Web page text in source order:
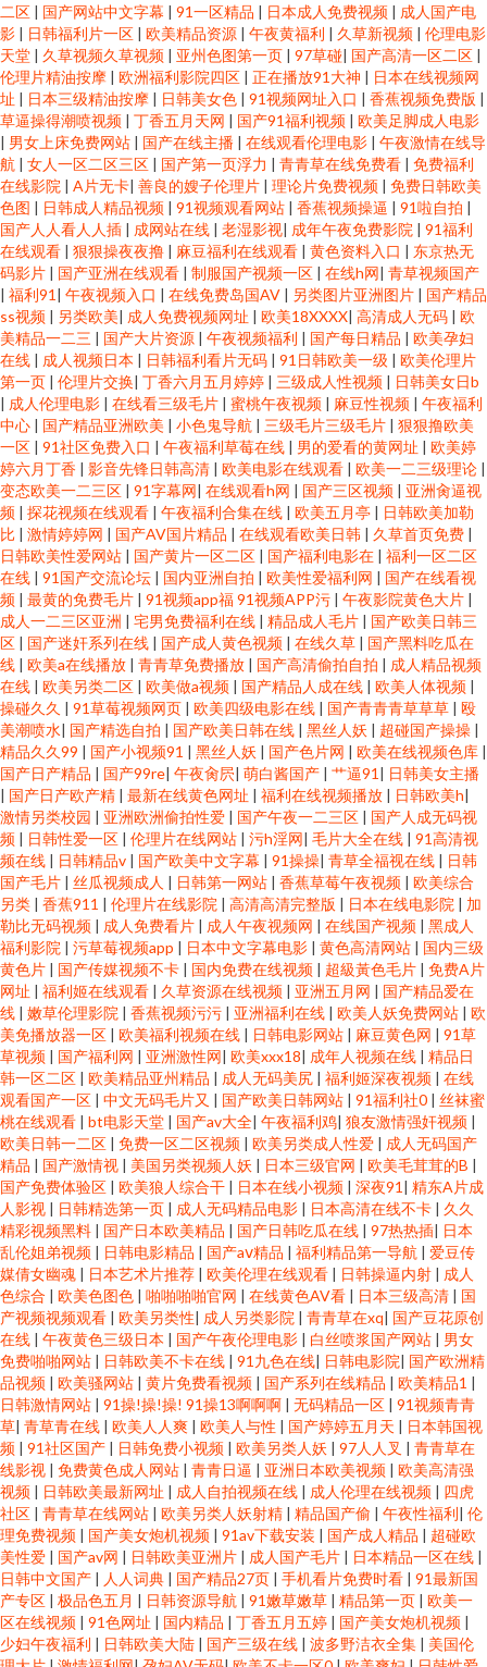
二区 | 国产网站中文字幕 | 91一区精品 | 日本成人免费视频 | 成人国产电
影 | 日韩福利片一区 | 欧美精品资源 | 午夜黄福利 | 久草新视频 | 伦理电影
天堂 | 久草视频久草视频 | 亚州色图第一页 | 97草碰| 国产高清一区二区 |
伦理片精油按摩 | 欧洲福利影院四区 | 正在播放91大神 | 日本在线视频网
址 | 日本三级精油按摩 | 日韩美女色 | 91视频网址入口 | 香蕉视频免费版 |
草逼操得潮喷视频 | 丁香五月天网 | 国产91福利视频 | 欧美足脚成人电影
| 男女上床免费网站 | 国产在线主播 | 在线观看伦理电影 | 午夜激情在线导
航 | 女人一区二区三区 | 国产第一页浮力 | 青青草在线免费看 | 免费福利
在线影院 | A片无卡| 善良的嫂子伦理片 | 理论片免费视频 | 免费日韩欧美
色图 | 日韩成人精品视频 | 91视频观看网站 | 香蕉视频操逼 | 91啦自拍 |
国产人人看人人插 | 成网站在线 | 老湿影视| 成年午夜免费影院 | 91福利
在线观看 | 狠狠操夜夜撸 | 麻豆福利在线观看 | 黄色资料入口 | 东京热无
码影片 | 国产亚洲在线观看 | 制服国产视频一区 | 在线h网| 青草视频国产
| 福利91 | 午夜视频入口 | 在线免费岛国AV | 另类图片亚洲图片 | 国产精品
ss视频 | 另类欧美| 成人免费视频网址 | 欧美18XXXX| 高清成人无码 | 欧
美精品一二三 | 国产大片资源 | 午夜视频福利 | 国产每日精品 | 欧美孕妇
在线 | 成人视频日本 | 日韩福利看片无码 | 91日韩欧美一级 | 欧美伦理片
第一页 | 伦理片交换| 丁香六月五月婷婷 | 三级成人性视频 | 日韩美女日b
| 成人伦理电影 | 在线看三级毛片 | 蜜桃午夜视频 | 麻豆性视频 | 午夜福利
中心 | 国产精品亚洲欧美 | 小色鬼导航 | 三级毛片三级毛片 | 狠狠撸欧美
一区 | 91社区免费入口 | 午夜福利草莓在线 | 男的爱看的黄网址 | 欧美婷
婷六月丁香 | 影音先锋日韩高清 | 欧美电影在线观看 | 欧美一二三级理论 |
变态欧美一二三区 | 91字幕网| 在线观看h网 | 国产三区视频 | 亚洲肏逼视
频 | 探花视频在线观看 | 午夜福利合集在线 | 欧美五月亭 | 日韩欧美加勒
比 | 激情婷婷网 | 国产AV国片精品 | 在线观看欧美日韩 | 久草首页免费 |
日韩欧美性爱网站 | 国产黄片一区二区 | 国产福利电影在 | 福利一区二区
在线 | 91国产交流论坛 | 国内亚洲自拍 | 欧美性爱福利网 | 国产在线看视
频 | 最黄的免费毛片 | 91视频app福 91视频APP污 | 午夜影院黄色大片 |
成人一二三区亚洲 | 宅男免费福利在线 | 精品成人毛片 | 国产欧美日韩三
区 | 国产迷奸系列在线 | 国产成人黄色视频 | 在线久草 | 国产黑料吃瓜在
线 | 欧美a在线播放 | 青青草免费播放 | 国产高清偷拍自拍 | 成人精品视频
在线 | 欧美另类二区 | 欧美做a视频 | 国产精品人成在线 | 欧美人体视频 |
操碰久久 | 91草莓视频网页 | 欧美四级电影在线 | 国产青青青草草草 | 殴
美潮喷水| 国产精选自拍 | 国产欧美日韩在线 | 黑丝人妖 | 超碰国产操操 |
精品久久99 | 国产小视频91 | 黑丝人妖 | 国产色片网 | 欧美在线视频色库 |
国产日产精品 | 国产99re| 午夜肏屄| 萌白酱国产 | 艹逼91 | 日韩美女主播
| 国产日产欧产精 | 最新在线黄色网址 | 福利在线视频播放 | 日韩欧美h|
激情另类校园 | 亚洲欧洲偷拍性爱 | 国产午夜一二三区 | 国产人成无码视
频 | 日韩性爱一区 | 伦理片在线网站 | 污h淫网| 毛片大全在线 | 91高清视
频在线 | 日韩精品v | 国产欧美中文字幕 | 91操操| 青草全福视在线 | 日韩
国产毛片 | 丝瓜视频成人 | 日韩第一网站 | 香蕉草莓午夜视频 | 欧美综合
另类 | 香蕉911 | 伦理片在线影院 | 高清高清完整版 | 日本在线电影院 | 加
勒比无码视频 | 成人免费看片 | 成人午夜视频网 | 在线国产视频 | 黑成人
福利影院 | 污草莓视频app | 日本中文字幕电影 | 黄色高清网站 | 国内三级
黄色片 | 国产传媒视频不卡 | 国内免费在线视频 | 超級黃色毛片 | 免费A片
网址 | 福利姬在线观看 | 久草资源在线视频 | 亚洲五月网 | 国产精品爱在
线 | 嫩草伦理影院 | 香蕉视频污污 | 亚洲福利在线 | 欧美人妖免费网站 | 欧
美免播放器一区 | 欧美福利视频在线 | 日韩电影网站 | 麻豆黄色网 | 91草
草视频 | 国产福利网 | 亚洲激性网| 欧美xxx18| 成年人视频在线 | 精品日
韩一区二区 | 欧美精品亚州精品 | 成人无码美尻 | 福利姬深夜视频 | 在线
观看国产一区 | 中文无码毛片又 | 国产欧美日韩网站 | 91福利社0 | 丝袜蜜
桃在线观看 | bt电影天堂 | 国产av大全| 午夜福利鸡| 狼友激情强奸视频 |
欧美日韩一二区 | 免费一区二区视频 | 欧美另类成人性爱 | 成人无码国产
精品 | 国产激情视 | 美国另类视频人妖 | 日本三级官网 | 欧美毛茸茸的B |
国产免费体验区 | 欧美狼人综合干 | 日本在线小视频 | 深夜91 | 精东A片成
人影视 | 日韩精选第一页 | 成人无码精品电影 | 日本高清在线不卡 | 久久
精彩视频黑料 | 国产日本欧美精品 | 国产日韩吃瓜在线 | 97热热插| 日本
乱伦姐弟视频 | 日韩电影精品 | 国产aⅴ精品 | 福利精品第一导航 | 爱豆传
媒倩女幽魂 | 日本艺术片推荐 | 欧美伦理在线观看 | 日韩操逼内射 | 成人
色综合 | 欧美色图色 | 啪啪啪啪官网 | 在线黄色AV看 | 日本三级高清 | 国
产视频视频观看 | 欧美另类性| 成人另类影院 | 青青草在xq| 国产豆花原创
在线 | 午夜黄色三级日本 | 国产午夜伦理电影 | 白丝喷浆国产网站 | 男女
免费啪啪网站 | 日韩欧美不卡在线 | 91九色在线| 日韩电影院| 国产欧洲精
品视频 | 欧美骚网站 | 黄片免费看视频 | 国产系列在线精品 | 欧美精品1 |
日韩激情网站 | 91操!操!操! 91操13啊啊啊 | 无码精品一区 | 91视频青青
草| 青草青在线 | 欧美人人爽 | 欧美人与性 | 国产婷婷五月天 | 日本韩国视
频 | 91社区国产 | 日韩免费小视频 | 欧美另类人妖 | 97人人叉 | 青青草在
线影视 | 免费黄色成人网站 | 青青日逼 | 亚洲日本欧美视频 | 欧美高清强
视频 | 日韩欧美最新网址 | 成人自拍视频在线 | 成人伦理在线视频 | 四虎
社区 | 青青草在线网站 | 欧美另类人妖射精 | 精品国产偷 | 午夜性福利| 伦
理免费视频 | 国产美女炮机视频 | 91av下载安装 | 国产成人精品 | 超碰欧
美性爱 | 国产av网 | 日韩欧美亚洲片 | 成人国产毛片 | 日本精品一区在线 |
日韩中文国产 | 人人词典 | 国产精品27页 | 手机看片免费时看 | 91最新国
产专区 | 极品色五月 | 日韩资源导航 | 91嫩草嫩草 | 精品第一页 | 欧美一
区在线视频 | 91色网址 | 国内精品 | 丁香五月五婷 | 国产美女炮机视频 |
少妇午夜福利 | 日韩欧美大陆 | 国产三级在线 | 波多野洁衣全集 | 美国伦